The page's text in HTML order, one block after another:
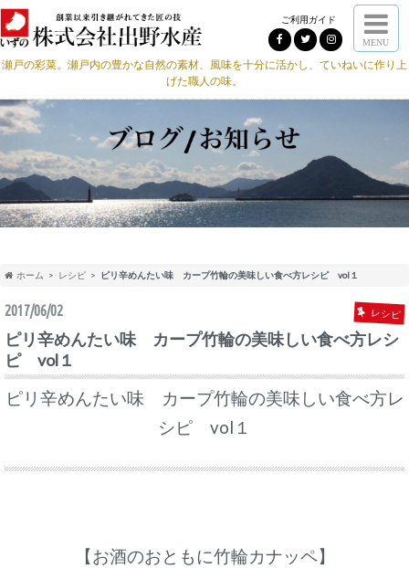
ご利用ガイド
MENU
瀬戸の彩菜。瀬戸内の豊かな自然の素材、風味を十分に活かし、ていねいに作り上
げた職人の味。
ホーム レシピ ピリ辛めんたい味 カープ竹輪の美味しい食べ方レシピ vol１
2017/06/02 レシピ
ピリ辛めんたい味 カープ竹輪の美味しい食べ方レシ
ピ vol１
ピリ辛めんたい味 カープ竹輪の美味しい食べ方レ
シピ vol１
【お酒のおともに竹輪カナッペ】